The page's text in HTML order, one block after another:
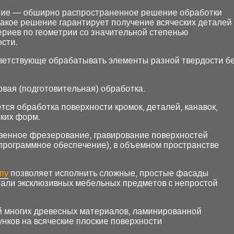
— обширно распространенное решение обработки
решение гарантирует получение всяческих деталей
по геометрии со значительной степенью
обрабатывать элементы разной твердости
(подготовительная) обработка.
обработка поверхности кромок, деталей, канавок,
форм.
фрезерование, гравирование поверхностей
обеспечение), в объемном пространстве
позволяет исполнить сложные, простые фасады
эксклюзивных мебельных предметов с непростой
древесных материалов, ламинированной
на всяческие плоские поверхности